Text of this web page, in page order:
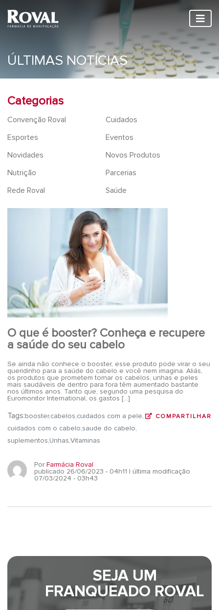
ÚLTIMAS NOTÍCIAS
Categorias
Convenção Roval
Cuidados
Esportes
Eventos
Novidades
Novos Produtos
Nutrição
Parcerias
Rede Roval
Saúde
O que é booster? Conheça e recupere
a saúde do seu cabelo
Se ainda não conhece o booster, esse produto pode virar o seu
queridinho para a saúde do cabelo e você nem imagina. Aliás,
os produtos que prometem tornar os cabelos, unhas e peles
mais saudáveis de dentro para fora têm aumentado bastante
nos últimos anos. Tanto que, segundo uma pesquisa do
Euromonitor International, os gastos […]
COMPARTILHAR
Tags:booster cabelos cuidados com a pele
cuidados com o cabelo saude do cabelo
suplementos Unhas Vitaminas
PorFarmácia Roval
publicado 26/06/2023 - 04h11 | última modificação
07/03/2024 - 03h43
SEJA UM
FRANQUEADO ROVAL